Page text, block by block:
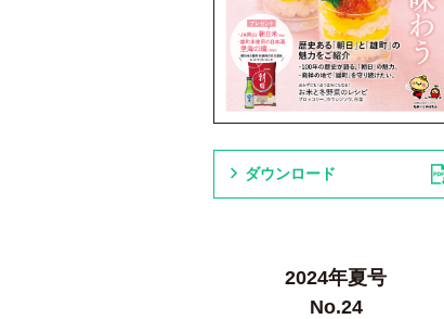
ダウンロード
2024年夏号
No.24